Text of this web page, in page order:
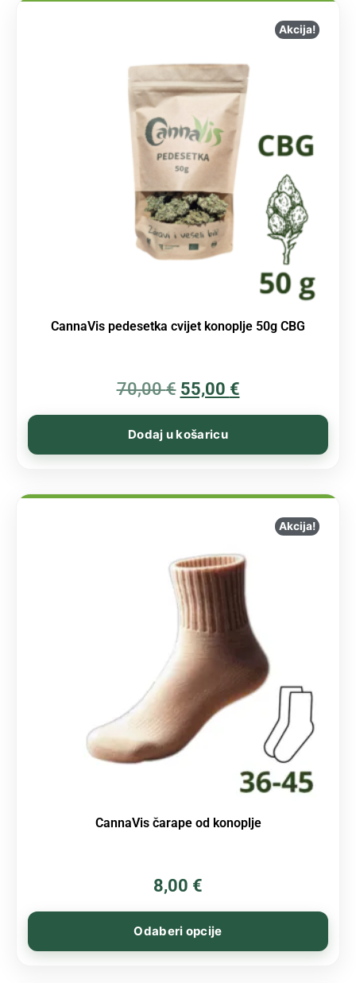
Akcija!
CannaVis pedesetka cvijet konoplje 50g CBG
70,00€ 55,00 €
Dodaj u košaricu
Akcija!
CannaVis čarape od konoplje
8,00 €
Odaberi opcije